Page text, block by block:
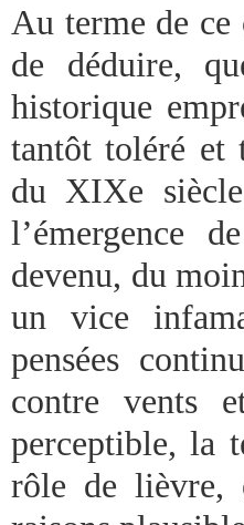
Au terme de
de déduire,
historique
tantôt toléré et
du XIXe
l’émergence
devenu, du
un vice
pensées
contre vents
perceptible, la
rôle de lièvre,